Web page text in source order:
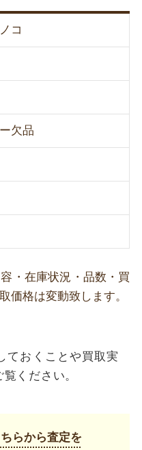
コ
欠品
・在庫状況・品数・買
価格は変動致します。
ておくことや買取実
覧ください。
らから査定を